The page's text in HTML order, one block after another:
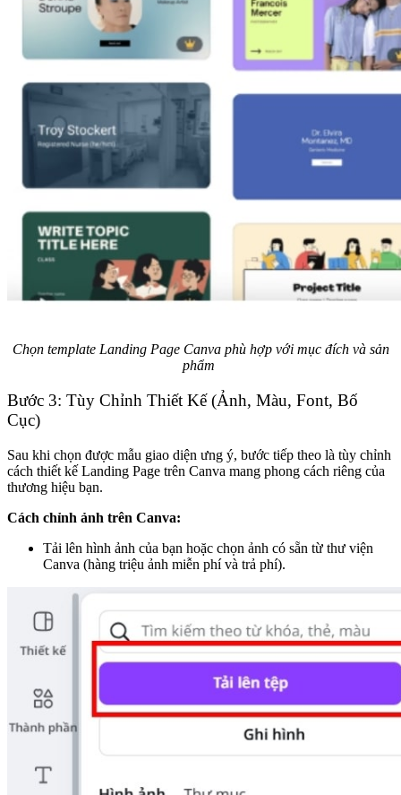
Chọn template Landing Page Canva phù hợp với mục đích và sản
phẩm
Bước 3: Tùy Chỉnh Thiết Kế (Ảnh, Màu, Font, Bố
Cục)
Sau khi chọn được mẫu giao diện ưng ý, bước tiếp theo là tùy chỉnh
cách thiết kế Landing Page trên Canva mang phong cách riêng của
thương hiệu bạn.
Cách chỉnh ảnh trên Canva:
Tải lên hình ảnh của bạn hoặc chọn ảnh có sẵn từ thư viện
Canva (hàng triệu ảnh miễn phí và trả phí).